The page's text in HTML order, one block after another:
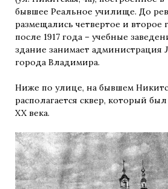
бывшее Реальное училище. До
размещались четвертое и второе
после 1917 года – учебные
здание занимает администрация
города Владимира.
Ниже по улице, на бывшем
располагается сквер, который
XX века.